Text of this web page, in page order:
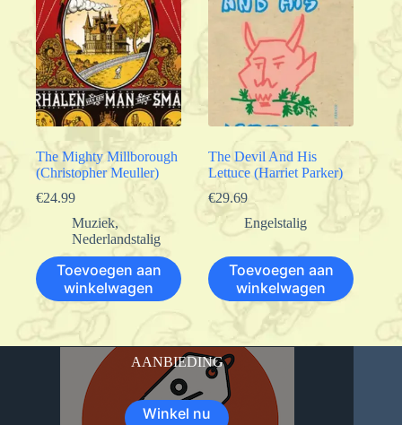
The Mighty Millborough
(Christopher Meuller)
€24.99
Muziek,
Nederlandstalig
Toevoegen aan
winkelwagen
The Devil And His
Lettuce (Harriet Parker)
€29.69
Engelstalig
Toevoegen aan
winkelwagen
AANBIEDING
Winkel nu